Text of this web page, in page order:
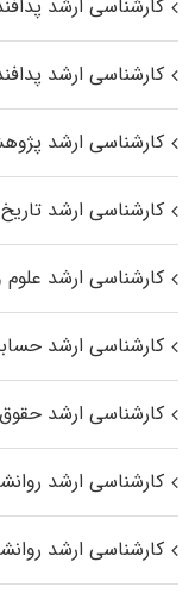
کارشناسی ارشد
کارشناسی ارشد
کارشناسی ارشد
کارشناسی ارشد تاریخ
کارشناسی ارشد
کارشناسی ارشد
کارشناسی ارشد حقوق
کارشناسی ارشد
کارشناسی ارشد